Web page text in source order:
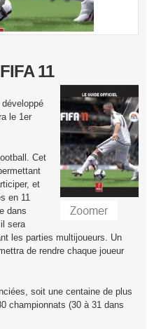
11
le 1er
Cet
et
en 11
dans
sera
les parties multijoueurs. Un
de rendre chaque joueur
soit une centaine de plus
championnats (30 à 31 dans